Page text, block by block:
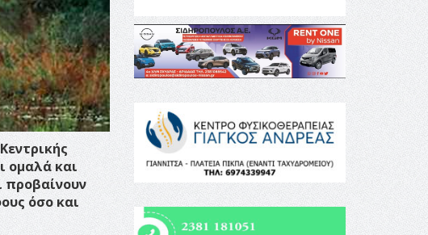
ομαλά και
προβαίνουν
όσο και